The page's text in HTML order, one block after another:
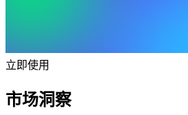
立即使用
市场洞察